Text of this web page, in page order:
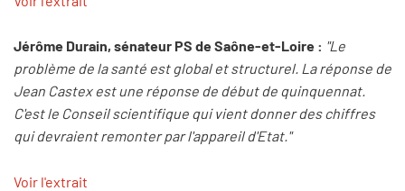
Jérôme Durain, sénateur PS de Saône-et-Loire : "Le
problème de la santé est global et structurel. La réponse de
Jean Castex est une réponse de début de quinquennat.
C'est le Conseil scientifique qui vient donner des chiffres
qui devraient remonter par l'appareil d'Etat."
Voir l'extrait